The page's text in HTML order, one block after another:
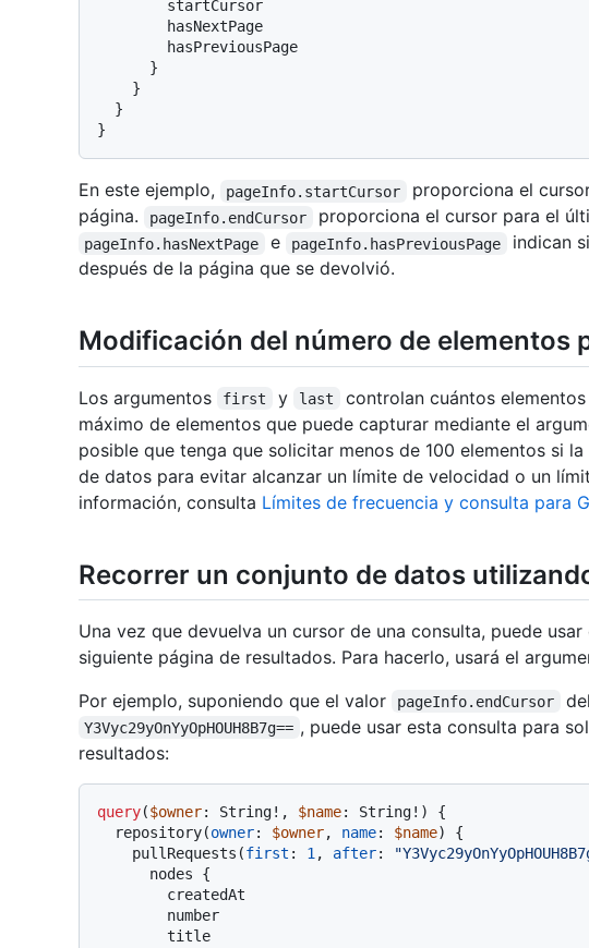
}
}
}
}
En este ejemplo, pageInfo.startCursor
proporciona el
página.
pageInfo.endCursor proporciona el cursor para el
pageInfo.hasNextPage e pageInfo.hasPreviousPage
indican
después de la página que se devolvió.
Modificación del número de elementos
Los argumentos first y last
controlan cuántos
máximo de elementos que puede capturar mediante el
posible que tenga que solicitar menos de 100 elementos si
de datos para evitar alcanzar un límite de velocidad o un
información, consulta Límites de frecuencia y consulta para
Recorrer un conjunto de datos
Una vez que devuelva un cursor de una consulta, puede
siguiente página de resultados. Para hacerlo, usará el
Por ejemplo, suponiendo que el valor
pageInfo.endCursor
Y3Vyc29yOnYyOpHOUH8B7g== , puede usar esta consulta para
resultados:
query($owner: String! , $name: String! )
{
  repository
(owner: $owner, name: $name) {
    pullRequests
(first : 1 , after:
      nodes
{